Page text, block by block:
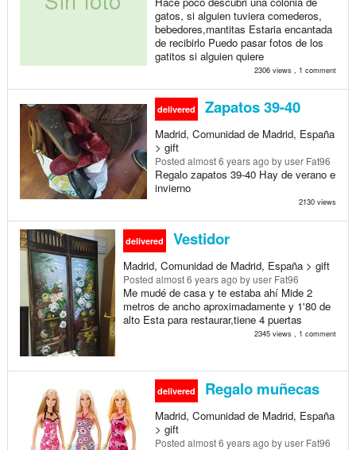
gatos, si alguien tuviera comederos,
bebedores,mantitas Estaria encantada
de recibirlo Puedo pasar fotos de los
gatitos si alguien quiere
2306 views , 1 comment
delivered Zapatos 39-40
Madrid, Comunidad de Madrid, España
> gift
Posted almost 6 years ago by user Fat96
Regalo zapatos 39-40 Hay de verano e
invierno
2130 views
delivered Vestidor
Madrid, Comunidad de Madrid, España > gift
Posted almost 6 years ago by user Fat96
Me mudé de casa y te estaba ahí Mide 2
metros de ancho aproximadamente y 1'80 de
alto Esta para restaurar,tiene 4 puertas
2345 views , 1 comment
delivered Regalo muñecas
Madrid, Comunidad de Madrid, España
> gift
Posted almost 6 years ago by user Fat96